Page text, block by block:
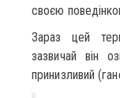
своєю
Зараз цей
зазвичай він
принизливий